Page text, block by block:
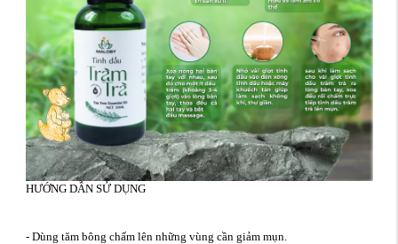
HƯỚNG DẪN SỬ DỤNG
- Dùng tăm bông chấm lên những vùng cần giảm mụn.